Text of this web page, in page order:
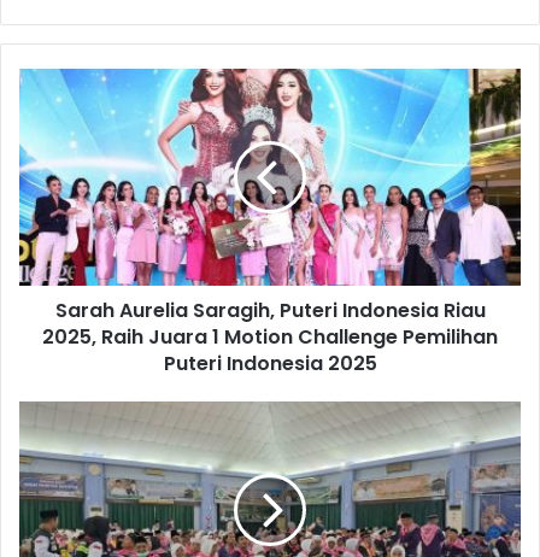
Sarah Aurelia Saragih, Puteri Indonesia Riau
2025, Raih Juara 1 Motion Challenge Pemilihan
Puteri Indonesia 2025